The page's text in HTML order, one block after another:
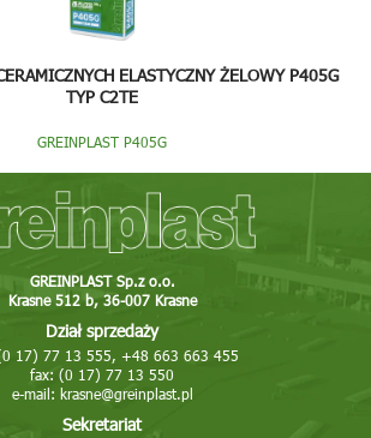
ELASTYCZNY ŻELOWY P405G
TYP C2TE
GREINPLAST P405G
GREINPLAST Sp.z o.o.
Krasne 512 b, 36-007 Krasne
Dział sprzedaży
17) 77 13 555, +48 663 663 455
fax: (0 17) 77 13 550
e-mail: krasne@greinplast.pl
Sekretariat